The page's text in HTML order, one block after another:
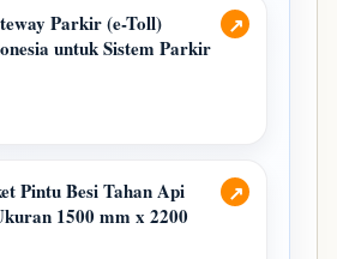
↗
Parkir (e-Toll)
untuk Sistem Parkir
↗
Pintu Besi Tahan Api
1500 mm x 2200